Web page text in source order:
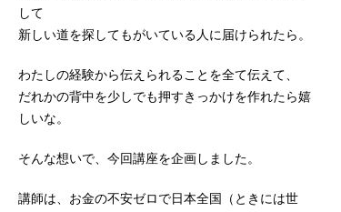
して
新しい道を探してもがいている人に届けられたら。
わたしの経験から伝えられることを全て伝えて、
だれかの背中を少しでも押すきっかけを作れたら嬉
しいな。
そんな想いで、今回講座を企画しました。
講師は、お金の不安ゼロで日本全国（ときには世